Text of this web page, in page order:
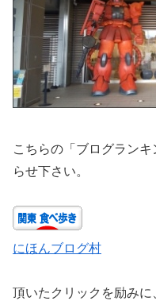
こちらの「ブログラン
らせ下さい。
にほんブログ村
頂いたクリックを励み